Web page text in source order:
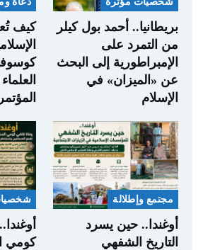
بريطانيا.. أحمد بول كيلر
من التمرد على
الإمبراطورية إلى البحث
عن «الميزان» في
الإسلام
كيف
مجتمع وإطلالة
أوغندا.. حين يسرد
التاريخ الشفهي
كومي